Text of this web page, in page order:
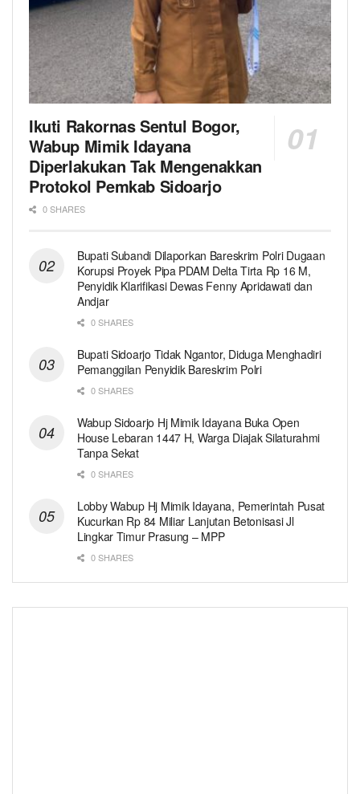
Ikuti Rakornas Sentul Bogor,
Wabup Mimik Idayana
Diperlakukan Tak Mengenakkan
Protokol Pemkab Sidoarjo
0 SHARES
Bupati Subandi Dilaporkan Bareskrim Polri Dugaan
Korupsi Proyek Pipa PDAM Delta Tirta Rp 16 M,
Penyidik Klarifikasi Dewas Fenny Apridawati dan
Andjar
0 SHARES
Bupati Sidoarjo Tidak Ngantor, Diduga Menghadiri
Pemanggilan Penyidik Bareskrim Polri
0 SHARES
Wabup Sidoarjo Hj Mimik Idayana Buka Open
House Lebaran 1447 H, Warga Diajak Silaturahmi
Tanpa Sekat
0 SHARES
Lobby Wabup Hj Mimik Idayana, Pemerintah Pusat
Kucurkan Rp 84 Miliar Lanjutan Betonisasi Jl
Lingkar Timur Prasung – MPP
0 SHARES